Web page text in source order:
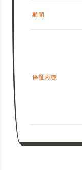
期間
保証内容